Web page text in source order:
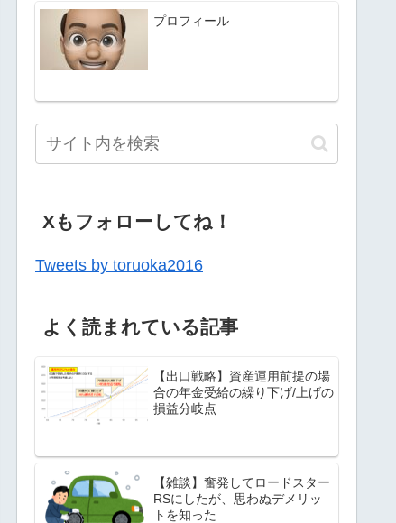
プロフィール
Xもフォローしてね！
Tweets by toruoka2016
よく読まれている記事
【出口戦略】資産運用前提の場
合の年金受給の繰り下げ/上げの
損益分岐点
【雑談】奮発してロードスター
RSにしたが、思わぬデメリッ
トを知った